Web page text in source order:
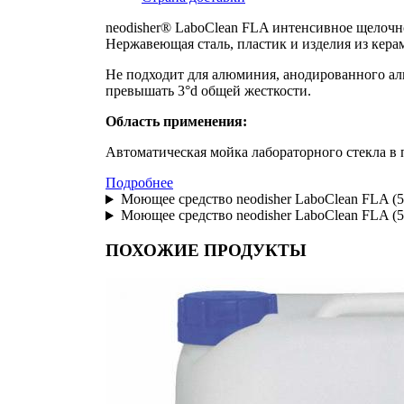
neodisher® LaboClean FLA интенсивное
Нержавеющая сталь, пластик и изделия из
Не подходит для алюминия, анодированного
превышать 3°d общей жесткости.
Область применения:
Автоматическая мойка лабораторного
Подробнее
Моющее средство neodisher LaboClean FLA
Моющее средство neodisher LaboClean FLA
ПОХОЖИЕ ПРОДУКТЫ